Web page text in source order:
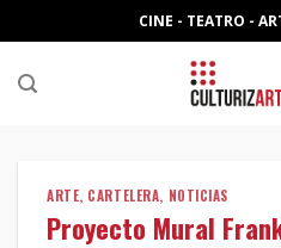
to
content
CINE - TEATRO -
ARTE, CARTELERA, NOTICIAS
Proyecto Mural